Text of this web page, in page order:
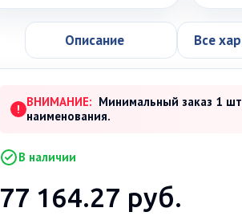
Описание Все
! ВНИМАНИЕ: Минимальный заказ 1
наименования.
В наличии
77 164.27 руб.